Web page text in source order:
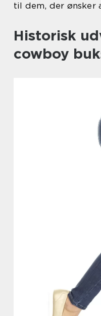
til dem, der ønsker
Historisk
cowboy